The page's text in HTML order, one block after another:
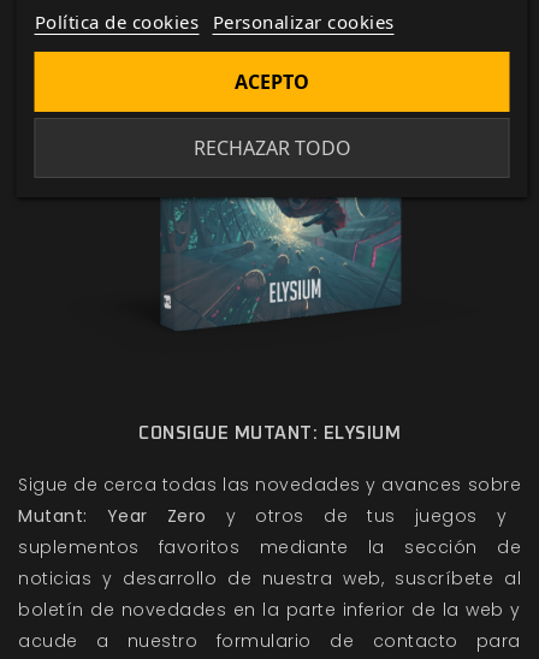
CONSIGUE MUTANT: ELYSIUM
Sigue de cerca todas las novedades y avances sobre
Mutant: Year Zero
y otros de tus juegos y
suplementos favoritos mediante la sección de
noticias y desarrollo de nuestra web, suscríbete al
boletín de novedades en la parte inferior de la web y
acude a nuestro formulario de contacto para
Política de cookies Personalizar cookies
RECHAZAR TODO
ACEPTO